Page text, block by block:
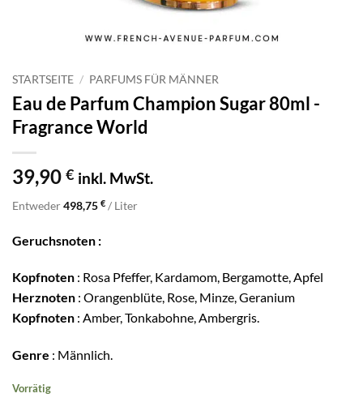
STARTSEITE / PARFUMS FÜR MÄNNER
Eau de Parfum Champion Sugar 80ml -
Fragrance World
39,90 € inkl. MwSt.
Entweder498,75 € / Liter
Geruchsnoten :
Kopfnoten : Rosa Pfeffer, Kardamom, Bergamotte, Apfel
Herznoten : Orangenblüte, Rose, Minze, Geranium
Kopfnoten : Amber, Tonkabohne, Ambergris.
Genre : Männlich.
Vorrätig